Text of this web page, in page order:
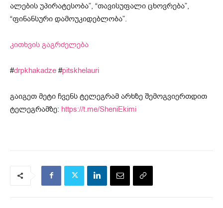
ალების უპირატესობა”, “თავისუფალი ცხოვრება”,
“ფინანსური დამოუკიდებლობა”.
კითხვის გაგრძელება
#drpkhakadze #pitskhelauri
გაიგეთ მეტი ჩვენს ტელეგრამ არხზე შემოგვიერთდით
ტელეგრამზე: https://t.me/SheniEkimi